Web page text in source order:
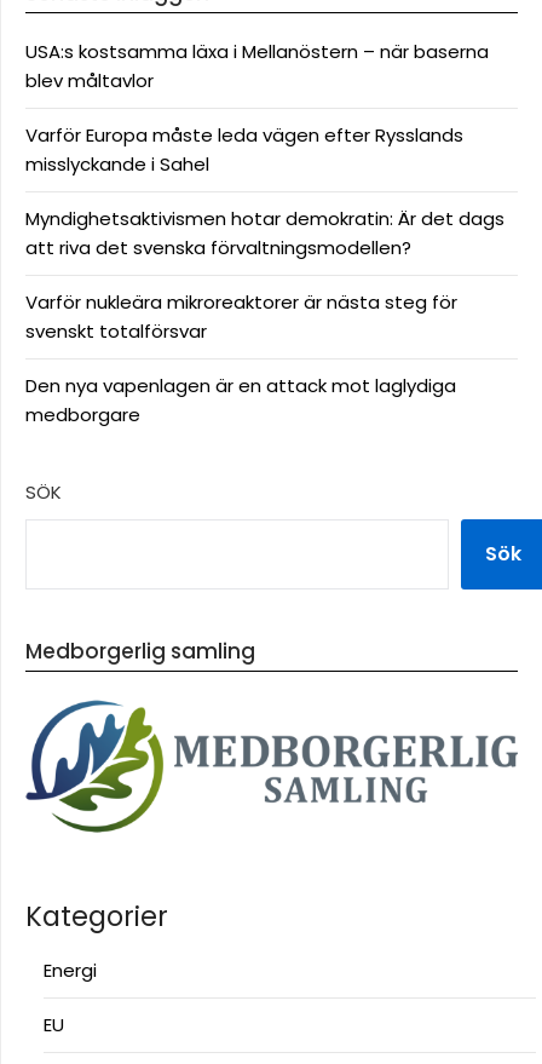
USA:s kostsamma läxa i Mellanöstern – när baserna
blev måltavlor
Varför Europa måste leda vägen efter Rysslands
misslyckande i Sahel
Myndighetsaktivismen hotar demokratin: Är det dags
att riva det svenska förvaltningsmodellen?
Varför nukleära mikroreaktorer är nästa steg för
svenskt totalförsvar
Den nya vapenlagen är en attack mot laglydiga
medborgare
SÖK
Sök
Medborgerlig samling
Kategorier
Energi
EU